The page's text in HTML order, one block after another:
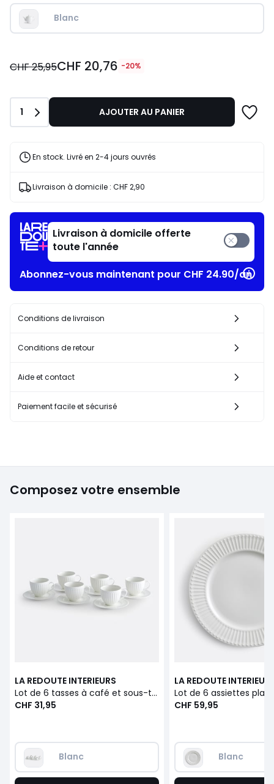
Blanc
20,76
CHF
25,95
de
réduction
CHF 25,95CHF 20,76 -20%
Quantité
1 AJOUTER AU PANIER
En stock. Livré en 2-4 jours ouvrés
Livraison à domicile : CHF 2,90
Livraison à domicile offerte
toute l'année
Abonnez-vous maintenant pour CHF 24.90/an​
Conditions de livraison
Conditions de retour
Aide et contact
Paiement facile et sécurisé
Composez votre ensemble
LA REDOUTE INTERIEURS
Lot de 6 tasses à café et sous-tasses, Jewely
CHF 31,95
Blanc
LA REDOUTE
CHF 59,95
Blanc